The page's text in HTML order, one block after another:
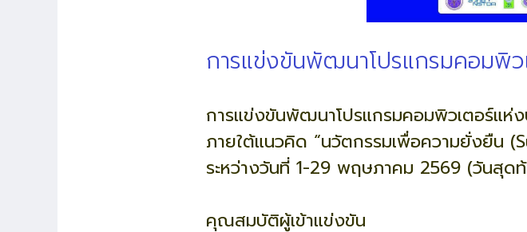
การแข่งขันพัฒนาโปรแกรมคอมพิว
การแข่งขันพัฒนาโปรแกรมคอมพิวเตอร์แห่ง
ภายใต้แนวคิด “นวัตกรรมเพื่อความยั่งยืน
ระหว่างวันที่ 1-29 พฤษภาคม 2569 (วันสุด
คุณสมบัติผู้เข้าแข่งขัน